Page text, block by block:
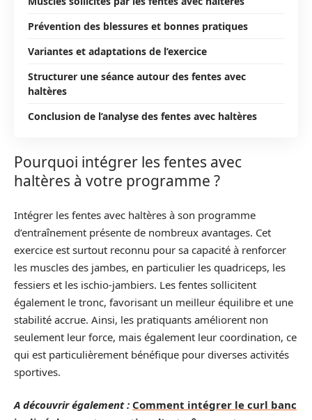
Prévention des blessures et bonnes pratiques
Variantes et adaptations de l’exercice
Structurer une séance autour des fentes avec
haltères
Conclusion de l’analyse des fentes avec haltères
Pourquoi intégrer les fentes avec
haltères à votre programme ?
Intégrer les fentes avec haltères à son programme
d’entraînement présente de nombreux avantages. Cet
exercice est surtout reconnu pour sa capacité à renforcer
les muscles des jambes, en particulier les quadriceps, les
fessiers et les ischio-jambiers. Les fentes sollicitent
également le tronc, favorisant un meilleur équilibre et une
stabilité accrue. Ainsi, les pratiquants améliorent non
seulement leur force, mais également leur coordination, ce
qui est particulièrement bénéfique pour diverses activités
sportives.
A découvrir également : Comment intégrer le curl banc